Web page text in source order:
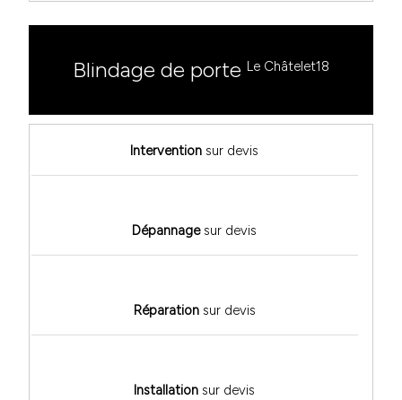
Blindage de porte Le Châtelet18
Intervention sur devis
Dépannagesur devis
Réparationsur devis
Installation sur devis